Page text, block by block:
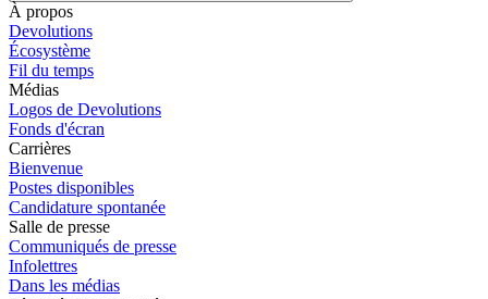
À propos
Devolutions
Écosystème
Fil du temps
Médias
Logos de Devolutions
Fonds d'écran
Carrières
Bienvenue
Postes disponibles
Candidature spontanée
Salle de presse
Communiqués de presse
Infolettres
Dans les médias